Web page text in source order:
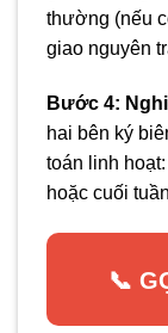
thường (nếu
giao nguyên
Bước 4:
hai bên ký
toán linh
hoặc cuối
📞